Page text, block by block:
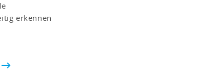
erkennen